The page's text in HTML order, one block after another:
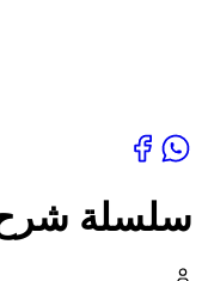
سلسلة شرح